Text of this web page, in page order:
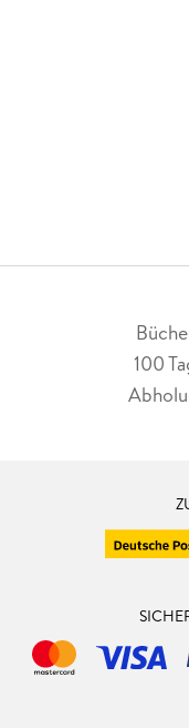
100